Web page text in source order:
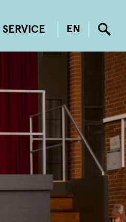
SERVICE EN